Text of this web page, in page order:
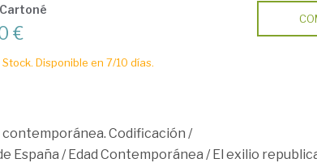
€
Stock. Disponible en 7/10 días.
contemporánea. Codificación /
España /Edad Contemporánea /El exilio